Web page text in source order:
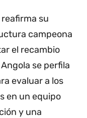
su
campeona
el recambio
se perfila
evaluar a los
en un equipo
y una